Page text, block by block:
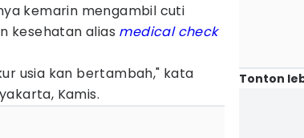
kemarin mengambil cuti
kesehatan alias medical check
usia kan bertambah," kata
Kamis.
Tonton